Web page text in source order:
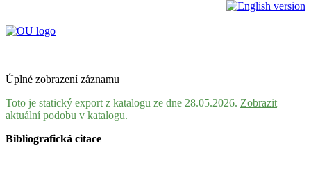
Úplné zobrazení záznamu
Toto je statický export z katalogu ze dne 28.05.2026. Zobrazit
aktuální podobu v katalogu.
Bibliografická citace